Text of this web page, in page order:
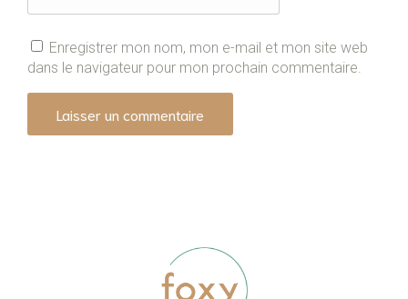
Enregistrer mon nom, mon e-mail et mon site web
dans le navigateur pour mon prochain commentaire.